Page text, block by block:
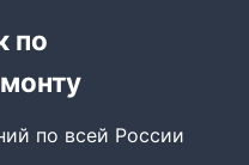
по
по всей России